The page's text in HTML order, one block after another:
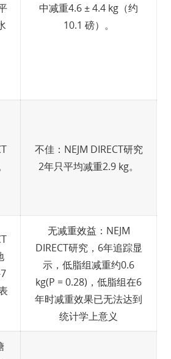
中减重4.6 ± 4.4 kg（约
10.1 磅）。
不佳：NEJM DIRECT研究
2年只平均减重2.9 kg。
无减重效益：NEJM
DIRECT研究，6年追踪显
示，低脂组减重约0.6
kg(P = 0.28)，低脂组在6
年时减重效果已无法达到
统计学上意义